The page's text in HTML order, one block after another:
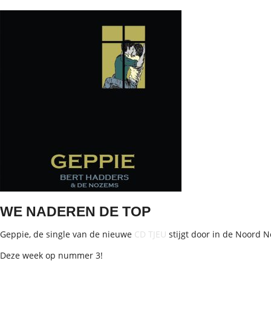
WE NADEREN DE TOP
Geppie, de single van de nieuwe CD TJEU stijgt door in de Noord
Deze week op nummer 3!